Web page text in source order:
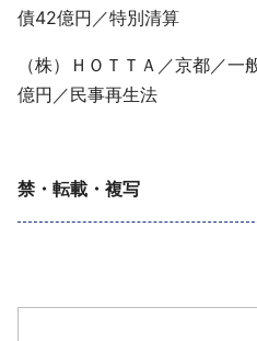
債42億円／特別清算
（株）ＨＯＴＴＡ／京都／
億円／民事再生法
禁・転載・複写